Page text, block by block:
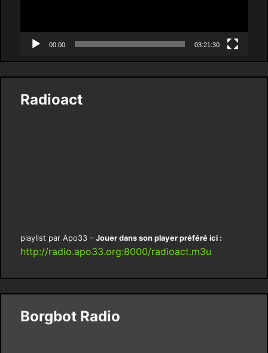
00:00 03:21:30
Radioact
playlist par Apo33 – Jouer dans son player préféré ici :
http://radio.apo33.org:8000/radioact.m3u
Borgbot Radio